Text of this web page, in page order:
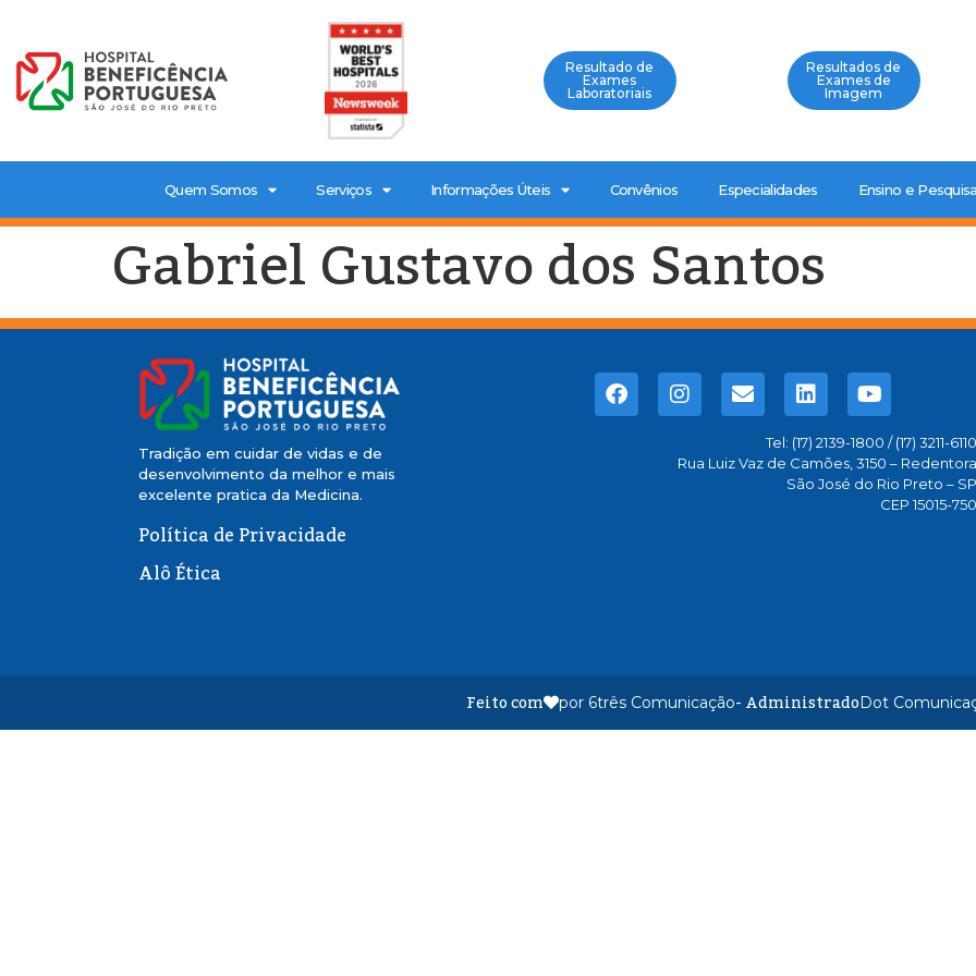
Resultado de
Exames
Laboratoriais
Resultados de
Exames de
Imagem
Quem Somos Serviços Informações Úteis Convênios Especialidades Ensino e Pesquisa
Gabriel Gustavo dos Santos
Tradição em cuidar de vidas e de
desenvolvimento da melhor e mais
excelente pratica da Medicina.
Política de Privacidade
Alô Ética
Tel: (17) 2139-1800 / (17) 3211-6110
Rua Luiz Vaz de Camões, 3150 – Redentora
São José do Rio Preto – SP
CEP 15015-750
Feito com por 6três Comunicação- Administrado Dot